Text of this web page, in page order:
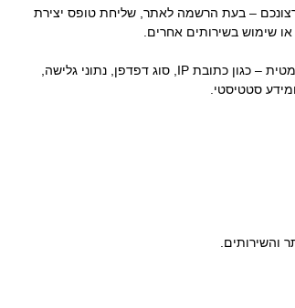
– בעת הרשמה לאתר, שליחת טופס יצירת
שימוש בשירותים אחרים.
מידע שנאסף אוטומטית – כגון כתובת IP, סוג דפדפן, נתוני גלישה,
והשירותים.